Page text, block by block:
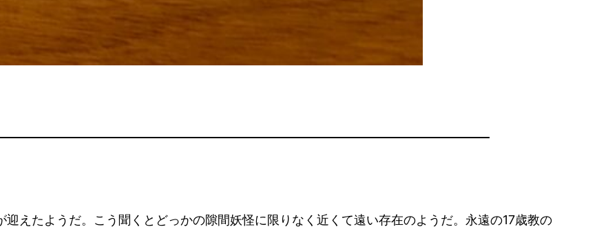
えたようだ。こう聞くとどっかの隙間妖怪に限りなく近くて遠い存在のようだ。永遠の17歳教の